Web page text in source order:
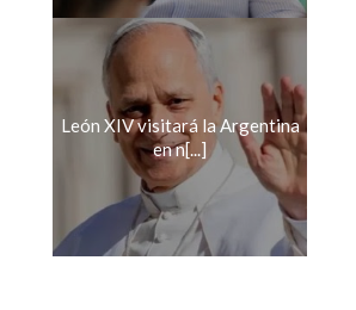
León XIV visitará la Argentina
en n[...]